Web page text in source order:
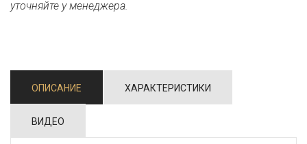
уточняйте у менеджера.
ОПИСАНИЕ ХАРАКТЕРИСТИКИ
ВИДЕО